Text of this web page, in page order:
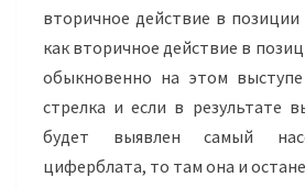
вторичное действие в
как вторичное действие в
обыкновенно на этом
стрелка и если в результате
будет выявлен самый
циферблата, то там она и